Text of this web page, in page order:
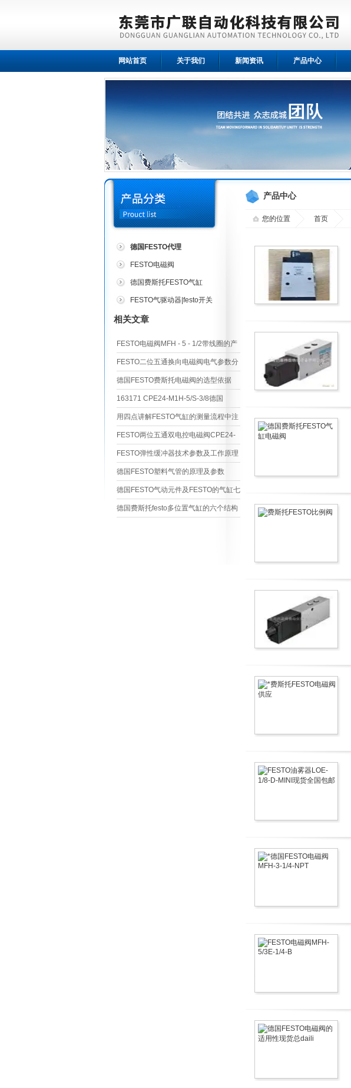
网站首页 关于我们 新闻资讯 产品中心
德国FESTO代理
FESTO电磁阀
德国费斯托FESTO气缸
FESTO气驱动器|festo开关
相关文章
FESTO电磁阀MFH - 5 - 1/2带线圈的产
品应用
FESTO二位五通换向电磁阀电气参数分
享
德国FESTO费斯托电磁阀的选型依据
163171 CPE24-M1H-5/S-3/8德国
FESTO电磁阀从原理上分为三大类
用四点讲解FESTO气缸的测量流程中注
意事项
FESTO两位五通双电控电磁阀CPE24-
M1H-5JS-38的参数
FESTO弹性缓冲器技术参数及工作原理
YSR-25-40-C 160273
德国FESTO塑料气管的原理及参数
德国FESTO气动元件及FESTO的气缸七
个优点及三个缺点和六个保养方法
德国费斯托festo多位置气缸的六个结构
产品中心
您的位置 首页